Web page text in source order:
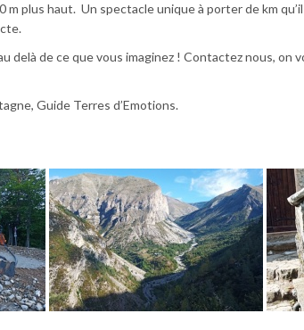
m plus haut. Un spectacle unique à porter de km
delà de ce que vous imaginez ! Contactez nous, on
Guide Terres d’Emotions.